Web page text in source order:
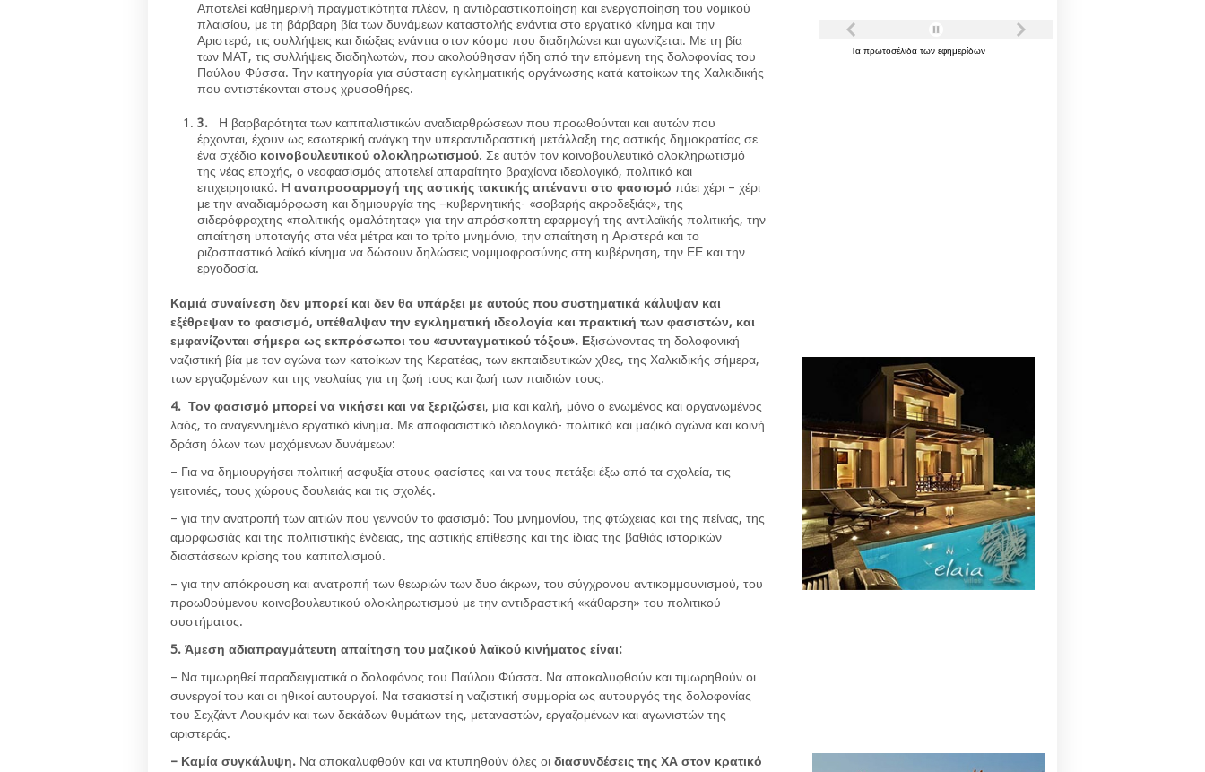
Αποτελεί καθημερινή πραγματικότητα πλέον, η αντιδραστικοποίηση και ενεργοποίηση του νομικού
πλαισίου, με τη βάρβαρη βία των δυνάμεων καταστολής ενάντια στο εργατικό κίνημα και την
Αριστερά, τις συλλήψεις και διώξεις ενάντια στον κόσμο που διαδηλώνει και αγωνίζεται. Με τη βία
των ΜΑΤ, τις συλλήψεις διαδηλωτών, που ακολούθησαν ήδη από την επόμενη της δολοφονίας του
Παύλου Φύσσα. Την κατηγορία για σύσταση εγκληματικής οργάνωσης κατά κατοίκων της Χαλκιδικής
που αντιστέκονται στους χρυσοθήρες.
3. Η βαρβαρότητα των καπιταλιστικών αναδιαρθρώσεων που προωθούνται και αυτών που
έρχονται, έχουν ως εσωτερική ανάγκη την υπεραντιδραστική μετάλλαξη της αστικής δημοκρατίας σε
ένα σχέδιο κοινοβουλευτικού ολοκληρωτισμού. Σε αυτόν τον κοινοβουλευτικό ολοκληρωτισμό
της νέας εποχής, ο νεοφασισμός αποτελεί απαραίτητο βραχίονα ιδεολογικό, πολιτικό και
επιχειρησιακό. Η αναπροσαρμογή της αστικής τακτικής απέναντι στο φασισμό πάει χέρι – χέρι
με την αναδιαμόρφωση και δημιουργία της –κυβερνητικής- «σοβαρής ακροδεξιάς», της
σιδερόφραχτης «πολιτικής ομαλότητας» για την απρόσκοπτη εφαρμογή της αντιλαϊκής πολιτικής, την
απαίτηση υποταγής στα νέα μέτρα και το τρίτο μνημόνιο, την απαίτηση η Αριστερά και το
ριζοσπαστικό λαϊκό κίνημα να δώσουν δηλώσεις νομιμοφροσύνης στη κυβέρνηση, την ΕΕ και την
εργοδοσία.
Καμιά συναίνεση δεν μπορεί και δεν θα υπάρξει με αυτούς που συστηματικά κάλυψαν και
εξέθρεψαν το φασισμό, υπέθαλψαν την εγκληματική ιδεολογία και πρακτική των φασιστών, και
εμφανίζονται σήμερα ως εκπρόσωποι του «συνταγματικού τόξου». Εξισώνοντας τη δολοφονική
ναζιστική βία με τον αγώνα των κατοίκων της Κερατέας, των εκπαιδευτικών χθες, της Χαλκιδικής σήμερα,
των εργαζομένων και της νεολαίας για τη ζωή τους και ζωή των παιδιών τους.
4. Τον φασισμό μπορεί να νικήσει και να ξεριζώσει, μια και καλή, μόνο ο ενωμένος και οργανωμένος
λαός, το αναγεννημένο εργατικό κίνημα. Με αποφασιστικό ιδεολογικό- πολιτικό και μαζικό αγώνα και κοινή
δράση όλων των μαχόμενων δυνάμεων:
– Για να δημιουργήσει πολιτική ασφυξία στους φασίστες και να τους πετάξει έξω από τα σχολεία, τις
γειτονιές, τους χώρους δουλειάς και τις σχολές.
– για την ανατροπή των αιτιών που γεννούν το φασισμό: Του μνημονίου, της φτώχειας και της πείνας, της
αμορφωσιάς και της πολιτιστικής ένδειας, της αστικής επίθεσης και της ίδιας της βαθιάς ιστορικών
διαστάσεων κρίσης του καπιταλισμού.
– για την απόκρουση και ανατροπή των θεωριών των δυο άκρων, του σύγχρονου αντικομμουνισμού, του
προωθούμενου κοινοβουλευτικού ολοκληρωτισμού με την αντιδραστική «κάθαρση» του πολιτικού
συστήματος.
5. Άμεση αδιαπραγμάτευτη απαίτηση του μαζικού λαϊκού κινήματος είναι:
– Να τιμωρηθεί παραδειγματικά ο δολοφόνος του Παύλου Φύσσα. Να αποκαλυφθούν και τιμωρηθούν οι
συνεργοί του και οι ηθικοί αυτουργοί. Να τσακιστεί η ναζιστική συμμορία ως αυτουργός της δολοφονίας
του Σεχζάντ Λουκμάν και των δεκάδων θυμάτων της, μεταναστών, εργαζομένων και αγωνιστών της
αριστεράς.
– Καμία συγκάλυψη. Να αποκαλυφθούν και να κτυπηθούν όλες οι διασυνδέσεις της ΧΑ στον κρατικό
Τα πρωτοσέλιδα των εφημερίδων